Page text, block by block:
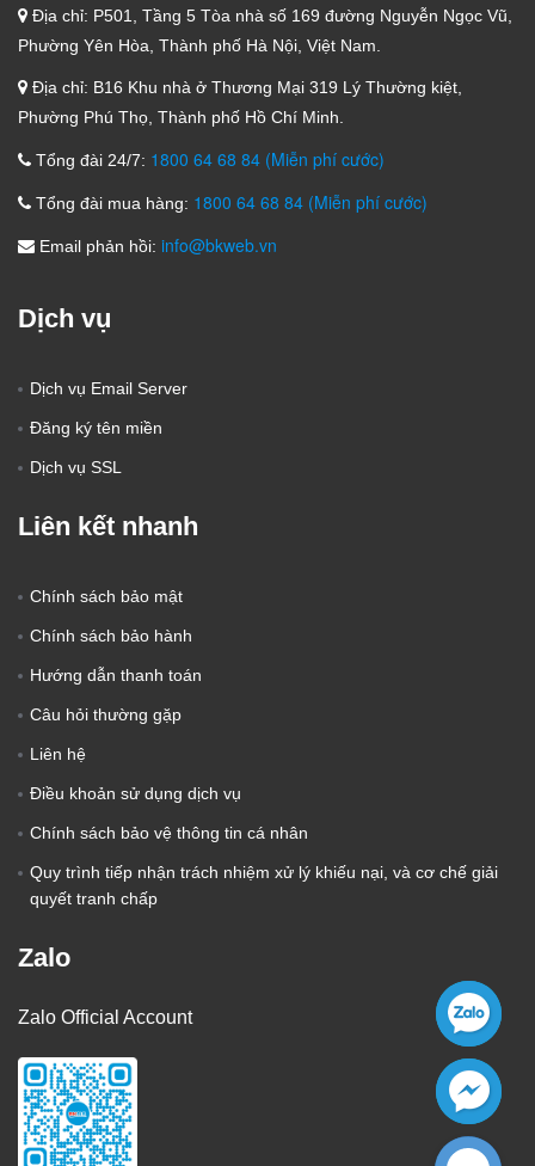
Địa chỉ: P501, Tầng 5 Tòa nhà số 169 đường Nguyễn Ngọc Vũ,
Phường Yên Hòa, Thành phố Hà Nội, Việt Nam.
Địa chỉ: B16 Khu nhà ở Thương Mại 319 Lý Thường kiệt,
Phường Phú Thọ, Thành phố Hồ Chí Minh.
Tổng đài 24/7: 1800 64 68 84 (Miễn phí cước)
Tổng đài mua hàng: 1800 64 68 84 (Miễn phí cước)
Email phản hồi: info@bkweb.vn
Dịch vụ
Dịch vụ Email Server
Đăng ký tên miền
Dịch vụ SSL
Liên kết nhanh
Chính sách bảo mật
Chính sách bảo hành
Hướng dẫn thanh toán
Câu hỏi thường gặp
Liên hệ
Điều khoản sử dụng dịch vụ
Chính sách bảo vệ thông tin cá nhân
Quy trình tiếp nhận trách nhiệm xử lý khiếu nại, và cơ chế giải
quyết tranh chấp
Zalo
Zalo Official Account